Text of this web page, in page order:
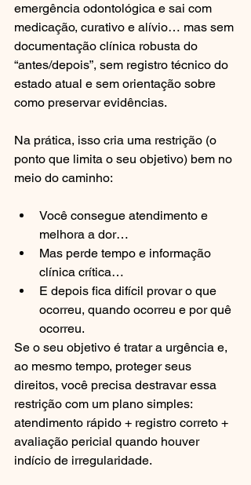
emergência odontológica e sai com
medicação, curativo e alívio… mas sem
documentação clínica robusta do
“antes/depois”, sem registro técnico do
estado atual e sem orientação sobre
como preservar evidências.
Na prática, isso cria uma restrição (o
ponto que limita o seu objetivo) bem no
meio do caminho:
Você consegue atendimento e
melhora a dor…
Mas perde tempo e informação
clínica crítica…
E depois fica difícil provar o que
ocorreu, quando ocorreu e por quê
ocorreu.
Se o seu objetivo é tratar a urgência e,
ao mesmo tempo, proteger seus
direitos, você precisa destravar essa
restrição com um plano simples:
atendimento rápido + registro correto +
avaliação pericial quando houver
indício de irregularidade.